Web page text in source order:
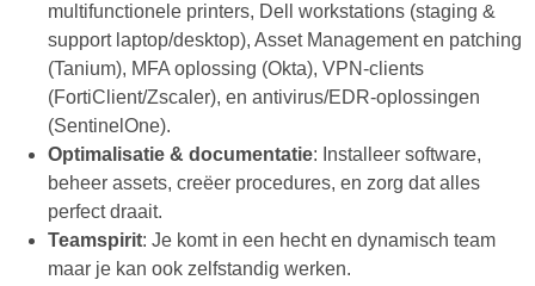
multifunctionele printers, Dell workstations (staging &
support laptop/desktop), Asset Management en patching
(Tanium), MFA oplossing (Okta), VPN-clients
(FortiClient/Zscaler), en antivirus/EDR-oplossingen
(SentinelOne).
Optimalisatie & documentatie: Installeer software,
beheer assets, creëer procedures, en zorg dat alles
perfect draait.
Teamspirit: Je komt in een hecht en dynamisch team
maar je kan ook zelfstandig werken.